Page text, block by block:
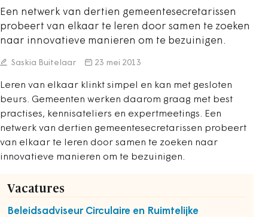
Een netwerk van dertien gemeentesecretarissen
probeert van elkaar te leren door samen te zoeken
naar innovatieve manieren om te bezuinigen.
Saskia Buitelaar 23 mei 2013
Leren van elkaar klinkt simpel en kan met gesloten
beurs. Gemeenten werken daarom graag met best
practises, kennisateliers en expertmeetings. Een
netwerk van dertien gemeentesecretarissen probeert
van elkaar te leren door samen te zoeken naar
innovatieve manieren om te bezuinigen.
Vacatures
Beleidsadviseur Circulaire en Ruimtelijke